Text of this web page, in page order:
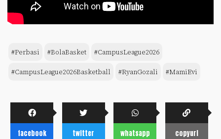
#Perbasi #BolaBasket #CampusLeague2026
#CampusLeague2026Basketball #RyanGozali #MamiEvi
facebook twitter whatsapp copyurl